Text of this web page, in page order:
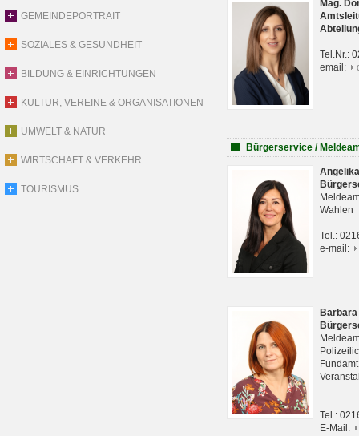
GEMEINDEPORTRAIT
SOZIALES & GESUNDHEIT
BILDUNG & EINRICHTUNGEN
KULTUR, VEREINE & ORGANISATIONEN
UMWELT & NATUR
WIRTSCHAFT & VERKEHR
TOURISMUS
Mag.
Tel.Nr.:
email:
Bürgerservice /
Wahlen
Tel.:
e-mail:
Tel.:
E-Mail: